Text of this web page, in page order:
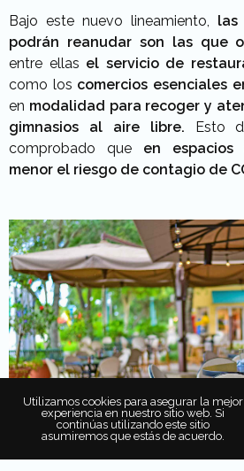
Bajo este nuevo lineamiento, las
podrán reanudar son las que
entre ellas el servicio de
como los comercios esenciales
en modalidad para recoger y
gimnasios al aire libre. Esto
comprobado que en espacios
menor el riesgo de contagio de
Utilizamos cookies para asegurar la mejor
experiencia en nuestro sitio web. Si
continúas utilizando este sitio
asumiremos que estás de acuerdo.